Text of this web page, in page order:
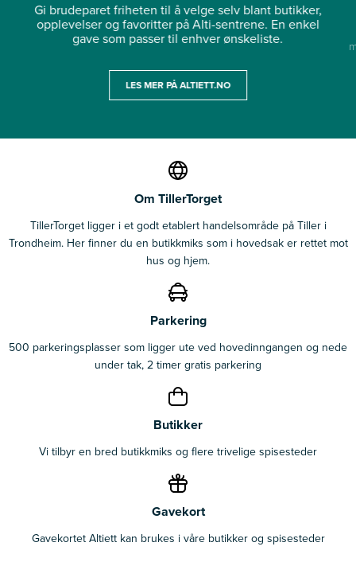
Gi brudeparet friheten til å velge selv blant butikker,
opplevelser og favoritter på Alti-sentrene. En enkel
gave som passer til enhver ønskeliste.
LES MER PÅ ALTIETT.NO
Om TillerTorget
TillerTorget ligger i et godt etablert handelsområde på Tiller i
Trondheim. Her finner du en butikkmiks som i hovedsak er rettet mot
hus og hjem.
Parkering
500 parkeringsplasser som ligger ute ved hovedinngangen og nede
under tak, 2 timer gratis parkering
Butikker
Vi tilbyr en bred butikkmiks og flere trivelige spisesteder
Gavekort
Gavekortet Altiett kan brukes i våre butikker og spisesteder